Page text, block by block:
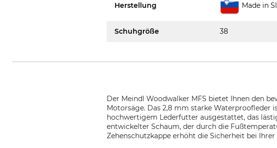
Herstellung Made in
Schuhgröße 38
Der Meindl Woodwalker MFS bietet Ihnen den
Motorsäge. Das 2,8 mm starke
hochwertigem Lederfutter ausgestattet, das
entwickelter Schaum, der durch die
Zehenschutzkappe erhöht die Sicherheit bei Ihrer